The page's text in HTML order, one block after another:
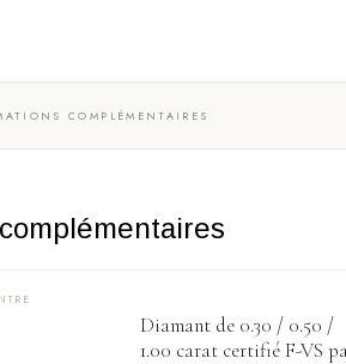
COMPLÉMENTAIRES
Diamant de 0.30 / 0.50 /
1.00 carat certifié F-VS